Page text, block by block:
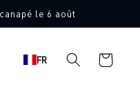
le 6 août
FR
Panier
d'achat
en Allemagne 🖤